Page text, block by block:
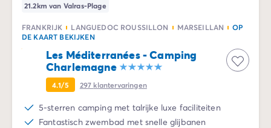
21.2km van Valras-Plage
FRANKRIJK LANGUEDOC ROUSSILLON MARSEILLAN
OP
DE KAART BEKIJKEN
Les Méditerranées - Camping
Charlemagne
4.1/5 297 klantervaringen
5-sterren camping met talrijke luxe faciliteiten
Fantastisch zwembad met snelle glijbanen